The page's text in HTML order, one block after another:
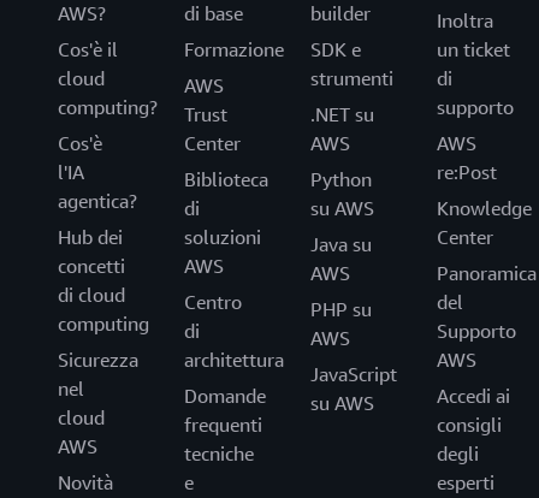
AWS?
Cos'è il
cloud
computing?
Cos'è
l'IA
agentica?
Hub dei
concetti
di cloud
computing
Sicurezza
nel
cloud
AWS
Novità
di base
Formazione
AWS
Trust
Center
Biblioteca
di
soluzioni
AWS
Centro
di
architettura
Domande
frequenti
tecniche
e
builder
SDK e
strumenti
.NET su
AWS
Python
su AWS
Java su
AWS
PHP su
AWS
JavaScript
su AWS
Inoltra
un ticket
di
supporto
AWS
re:Post
Knowledge
Center
Panoramica
del
Supporto
AWS
Accedi ai
consigli
degli
esperti